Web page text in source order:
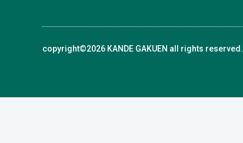
copyright©2026 KANDE GAKUEN all rights reserved.